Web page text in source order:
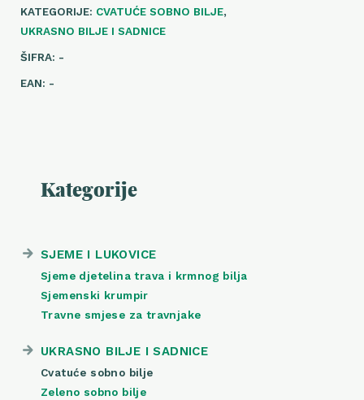
KATEGORIJE: CVATUĆE SOBNO BILJE,
UKRASNO BILJE I SADNICE
ŠIFRA: -
EAN: -
Kategorije
SJEME I LUKOVICE
Sjeme djetelina trava i krmnog bilja
Sjemenski krumpir
Travne smjese za travnjake
UKRASNO BILJE I SADNICE
Cvatuće sobno bilje
Zeleno sobno bilje